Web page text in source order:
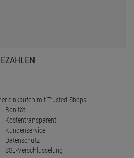
einkaufen mit Trusted Shops
Bonität
Kostentransparent
Kundenservice
Datenschutz
SSL-Verschlüsselung